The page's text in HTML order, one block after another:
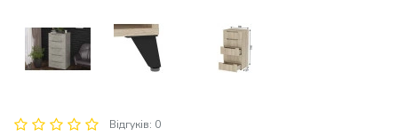
Відгуків: 0